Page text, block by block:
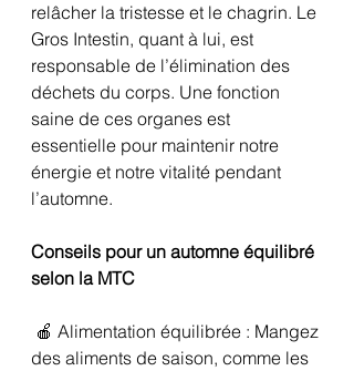
relâcher la tristesse et le chagrin. Le
Gros Intestin, quant à lui, est
responsable de l’élimination des
déchets du corps. Une fonction
saine de ces organes est
essentielle pour maintenir notre
énergie et notre vitalité pendant
l’automne.
Conseils pour un automne équilibré
selon la MTC
des aliments de saison, comme les